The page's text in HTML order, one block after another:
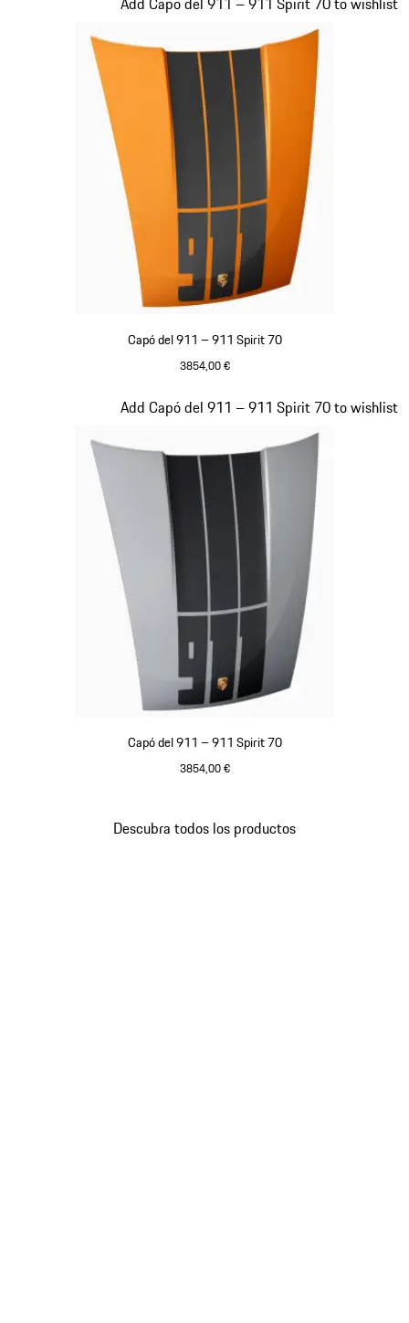
Capó del 911 – 911 Spirit 70
3854,00 €
Capó del 911 – 911 Spirit 70
3854,00 €
Add Capó del 911 – 911 Spirit 70 to wishlist
Diapositiva 20 de 20
Descubra todos los productos